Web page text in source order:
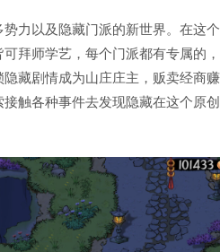
力以及隐藏门派的新世界。在这
拜师学艺，每个门派都有专属的
藏剧情成为山庄庄主，贩卖经商
触各种事件去发现隐藏在这个原